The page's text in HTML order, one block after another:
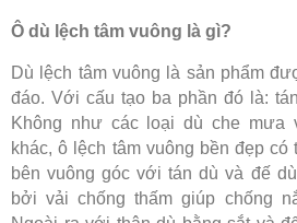
Ô dù lệch tâm vuông là gì?
Dù lệch tâm vuông là sản phẩm
đáo. Với cấu tạo ba phần đó là:
Không như các loại dù che mưa
khác, ô lệch tâm vuông bền đẹp có
bên vuông góc với tán dù và đế
bởi vải chống thấm giúp chống